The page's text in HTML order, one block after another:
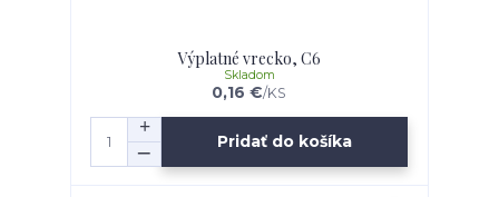
Výplatné vrecko, C6
0,16 €/KS
Skladom
Pridať do košíka